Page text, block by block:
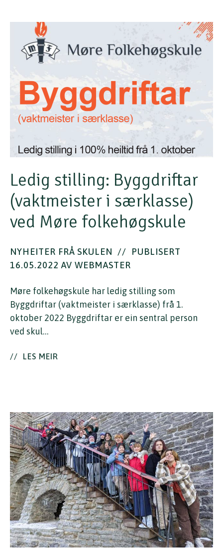
Ledig stilling: Byggdriftar
(vaktmeister i særklasse)
ved Møre folkehøgskule
NYHEITER FRÅ SKULEN //
PUBLISERT
16.05.2022 AV WEBMASTER
Møre folkehøgskule har ledig stilling som
Byggdriftar (vaktmeister i særklasse) frå 1.
oktober 2022 Byggdriftar er ein sentral person
ved skul…
// LES MEIR